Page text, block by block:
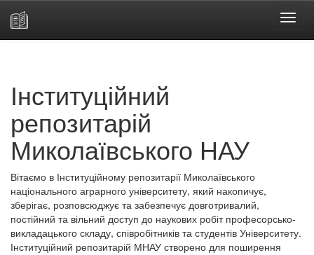
Інституційний
репозитарій
Миколаївського НАУ
Вітаємо в Інституційному репозитарії Миколаївського
національного аграрного університету, який накопичує,
зберігає, розповсюджує та забезпечує довготривалий,
постійний та вільний доступ до наукових робіт професорсько-
викладацького складу, співробітників та студентів Університету.
Інституційний репозитарій МНАУ створено для поширення